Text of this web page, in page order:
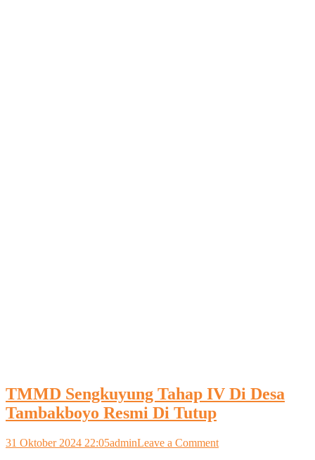
TMMD Sengkuyung Tahap IV Di Desa
Tambakboyo Resmi Di Tutup
31 Oktober 2024 22:05adminLeave a Commenton